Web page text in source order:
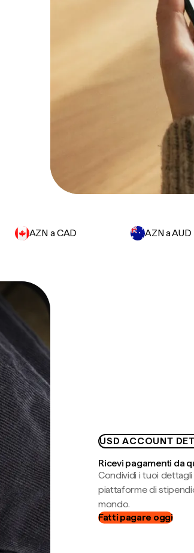
AZN a CAD AZN a AUD
USD ACCOUNT
Ricevi pagamenti da
Condividi i tuoi dettagli
piattaforme di
mondo.
Fatti pagare oggi